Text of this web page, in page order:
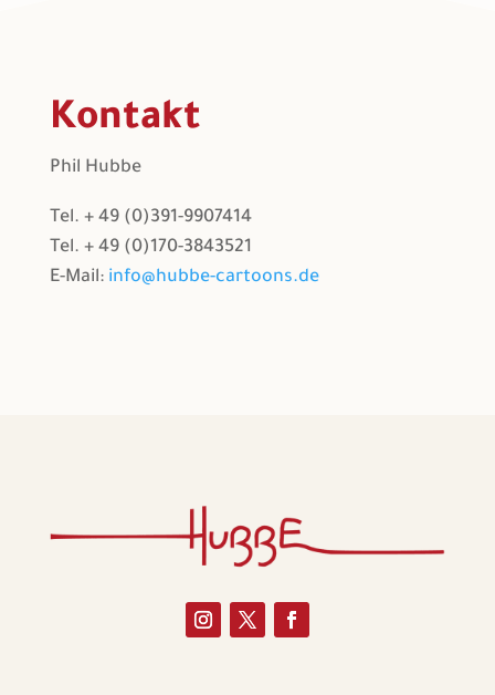
Kontakt
Phil Hubbe
Tel. + 49 (0)391-9907414
Tel. + 49 (0)170-3843521
E-Mail: info@hubbe-cartoons.de